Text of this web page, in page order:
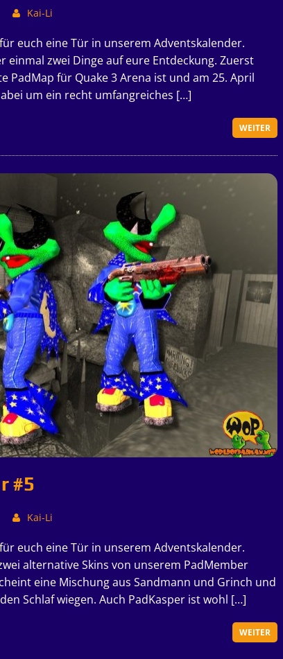
Kai-Li
euch eine Tür in unserem Adventskalender.
zwei Dinge auf eure Entdeckung. Zuerst
PadMap für Quake 3 Arena ist und am 25. April
um ein recht umfangreiches […]
WEITER
#5
Kai-Li
euch eine Tür in unserem Adventskalender.
alternative Skins von unserem PadMember
eine Mischung aus Sandmann und Grinch und
Schlaf wiegen. Auch PadKasper ist wohl […]
WEITER